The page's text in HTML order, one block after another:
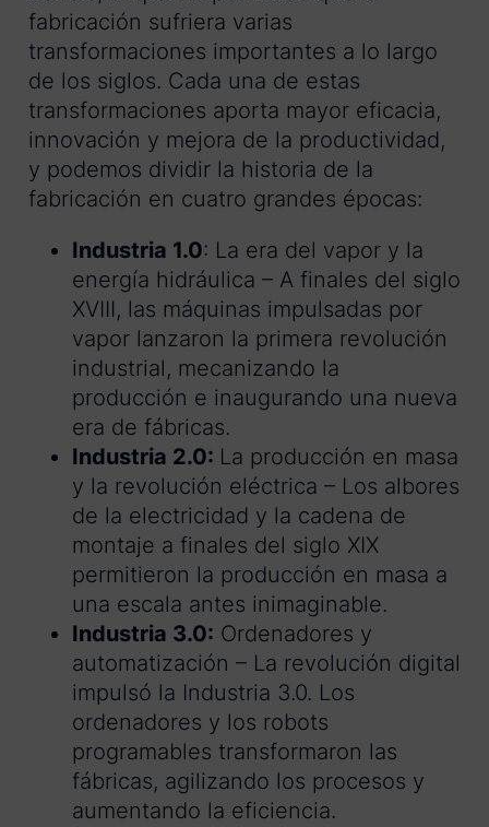
fabricación sufriera varias
transformaciones importantes a lo largo
de los siglos. Cada una de estas
transformaciones aporta mayor eficacia,
innovación y mejora de la productividad,
y podemos dividir la historia de la
fabricación en cuatro grandes épocas:
Industria 1.0: La era del vapor y la
energía hidráulica – A finales del siglo
XVIII, las máquinas impulsadas por
vapor lanzaron la primera revolución
industrial, mecanizando la
producción e inaugurando una nueva
era de fábricas.
Industria 2.0: La producción en masa
y la revolución eléctrica – Los albores
de la electricidad y la cadena de
montaje a finales del siglo XIX
permitieron la producción en masa a
una escala antes inimaginable.
Industria 3.0: Ordenadores y
automatización – La revolución digital
impulsó la Industria 3.0. Los
ordenadores y los robots
programables transformaron las
fábricas, agilizando los procesos y
aumentando la eficiencia.